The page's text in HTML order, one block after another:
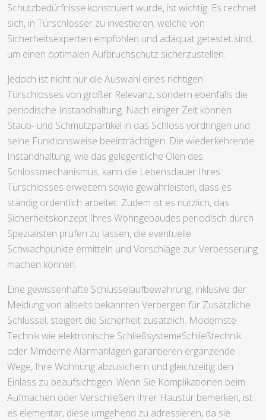
Schutzbedürfnisse konstruiert wurde, ist wichtig. Es rechnet
sich, in Türschlösser zu investieren, welche von
Sicherheitsexperten empfohlen und adäquat getestet sind,
um einen optimalen Aufbruchschutz sicherzustellen.
Jedoch ist nicht nur die Auswahl eines richtigen
Türschlosses von großer Relevanz, sondern ebenfalls die
periodische Instandhaltung. Nach einiger Zeit können
Staub- und Schmutzpartikel in das Schloss vordringen und
seine Funktionsweise beeinträchtigen. Die wiederkehrende
Instandhaltung, wie das gelegentliche Ölen des
Schlossmechanismus, kann die Lebensdauer Ihres
Türschlosses erweitern sowie gewährleisten, dass es
ständig ordentlich arbeitet. Zudem ist es nützlich, das
Sicherheitskonzept Ihres Wohngebäudes periodisch durch
Spezialisten prüfen zu lassen, die eventuelle
Schwachpunkte ermitteln und Vorschläge zur Verbesserung
machen können.
Eine gewissenhafte Schlüsselaufbewahrung, inklusive der
Meidung von allseits bekannten Verbergen für Zusätzliche
Schlüssel, steigert die Sicherheit zusätzlich. Modernste
Technik wie elektronische SchließsystemeSchließtechnik
oder Mmderne Alarmanlagen garantieren ergänzende
Wege, Ihre Wohnung abzusichern und gleichzeitig den
Einlass zu beaufsichtigen. Wenn Sie Komplikationen beim
Aufmachen oder Verschließen Ihrer Haustür bemerken, ist
es elementar, diese umgehend zu adressieren, da sie